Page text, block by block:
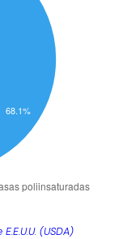
(USDA)